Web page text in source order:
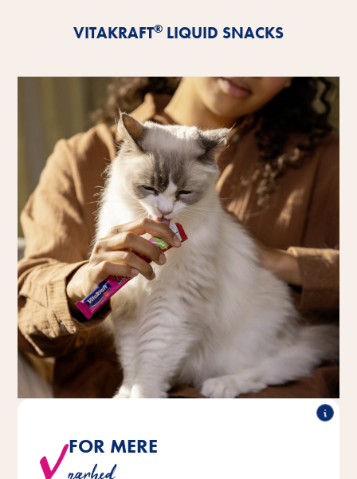
VITAKRAFT® LIQUID SNACKS
FOR MERE
Liquid Snacks direkte fra din
hånd, så selv forsigtige katte kan komme helt tæt på.